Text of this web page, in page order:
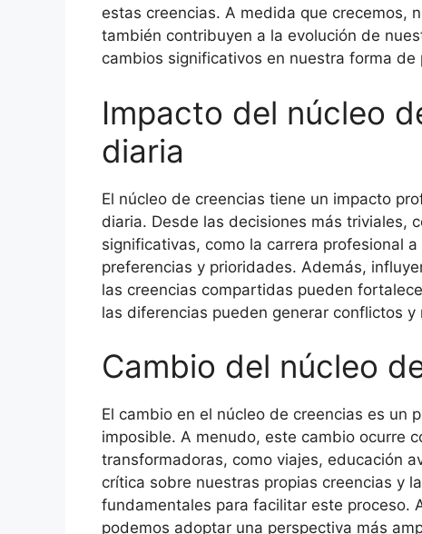
estas creencias. A medida que crecemos,
también contribuyen a la evolución de
cambios significativos en nuestra forma de
Impacto del núcleo
diaria
El núcleo de creencias tiene un impacto
diaria. Desde las decisiones más triviales,
significativas, como la carrera profesional
preferencias y prioridades. Además,
las creencias compartidas pueden
las diferencias pueden generar conflictos y
Cambio del núcleo
El cambio en el núcleo de creencias es un
imposible. A menudo, este cambio ocurre
transformadoras, como viajes, educación
crítica sobre nuestras propias creencias y
fundamentales para facilitar este proceso.
podemos adoptar una perspectiva más